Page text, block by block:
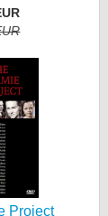
Project